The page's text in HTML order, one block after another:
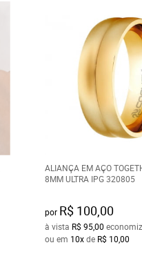
ALIANÇA EM AÇO
8MM ULTRA IPG 320805
por R$ 100,00
à vista R$ 95,00
ou em 10xde R$ 10,00